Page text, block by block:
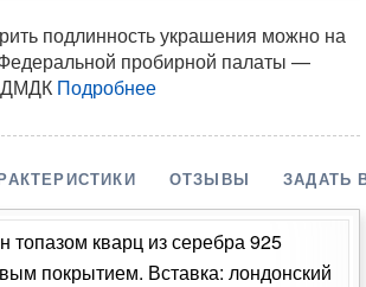
подлинность украшения можно на
пробирной палаты —
Подробнее
ОТЗЫВЫ ЗАДАТЬ
топазом кварц из серебра 925
покрытием. Вставка: лондонский